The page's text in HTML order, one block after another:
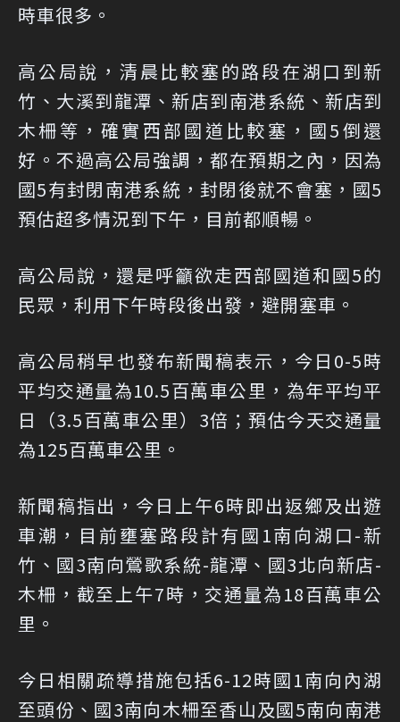
時車很多。
高公局說，清晨比較塞的路段在湖口到新
竹、大溪到龍潭、新店到南港系統、新店到
木柵等，確實西部國道比較塞，國5倒還
好。不過高公局強調，都在預期之內，因為
國5有封閉南港系統，封閉後就不會塞，國5
預估超多情況到下午，目前都順暢。
高公局說，還是呼籲欲走西部國道和國5的
民眾，利用下午時段後出發，避開塞車。
高公局稍早也發布新聞稿表示，今日0-5時
平均交通量為10.5百萬車公里，為年平均平
日（3.5百萬車公里）3倍；預估今天交通量
為125百萬車公里。
新聞稿指出，今日上午6時即出返鄉及出遊
車潮，目前壅塞路段計有國1南向湖口-新
竹、國3南向鶯歌系統-龍潭、國3北向新店-
木柵，截至上午7時，交通量為18百萬車公
里。
今日相關疏導措施包括6-12時國1南向內湖
至頭份、國3南向木柵至香山及國5南向南港